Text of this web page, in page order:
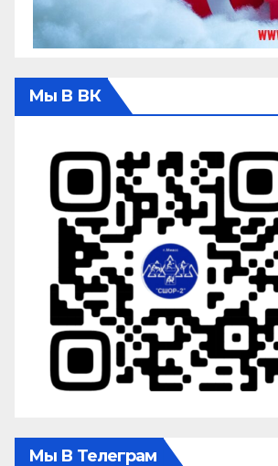
Мы В ВК
Мы В Телеграм